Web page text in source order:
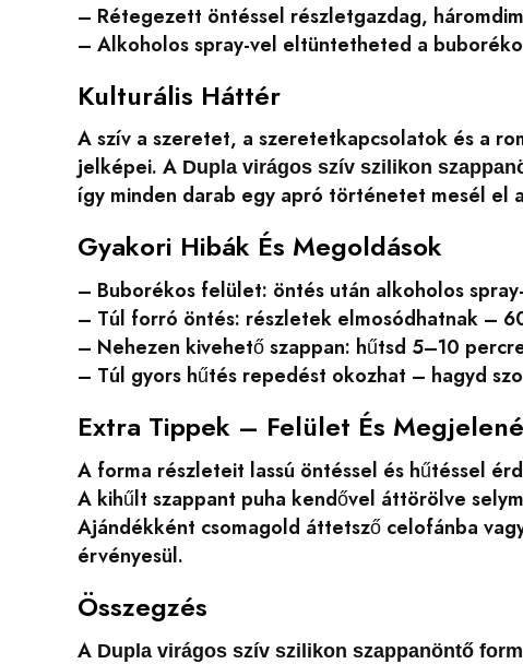
– Rétegezett öntéssel részletgazdag,
– Alkoholos spray-vel eltüntetheted a
Kulturális Háttér
A szív a szeretet, a szeretetkapcsolatok és a
jelképei. A Dupla virágos szív szilikon
így minden darab egy apró történetet mesél el
Gyakori Hibák És Megoldások
– Buborékos felület: öntés után alkoholos
– Túl forró öntés: részletek elmosódhatnak –
– Nehezen kivehető szappan: hűtsd 5–10
– Túl gyors hűtés repedést okozhat – hagyd
Extra Tippek – Felület És
A forma részleteit lassú öntéssel és hűtéssel
A kihűlt szappant puha kendővel áttörölve
Ajándékként csomagold áttetsző celofánba
érvényesül.
Összegzés
A Dupla virágos szív szilikon szappanöntő